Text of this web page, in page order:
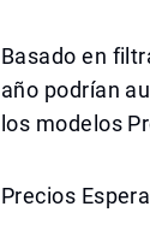
Basado en
año podrían
los modelos
Precios